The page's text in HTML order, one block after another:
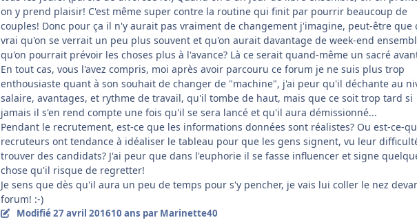
on y prend plaisir! C'est même super contre la routine qui finit par pourrir beaucoup de
couples! Donc pour ça il n'y aurait pas vraiment de changement j'imagine, peut-être que
vrai qu'on se verrait un peu plus souvent et qu'on aurait davantage de week-end
qu'on pourrait prévoir les choses plus à l'avance? Là ce serait quand-même un sacré
En tout cas, vous l'avez compris, moi après avoir parcouru ce forum je ne suis plus trop
enthousiaste quant à son souhait de changer de "machine", j'ai peur qu'il déchante au
salaire, avantages, et rythme de travail, qu'il tombe de haut, mais que ce soit trop tard si
jamais il s'en rend compte une fois qu'il se sera lancé et qu'il aura démissionné...
Pendant le recrutement, est-ce que les informations données sont réalistes? Ou est-ce-
recruteurs ont tendance à idéaliser le tableau pour que les gens signent, vu leur
trouver des candidats? J'ai peur que dans l'euphorie il se fasse influencer et signe
chose qu'il risque de regretter!
Je sens que dès qu'il aura un peu de temps pour s'y pencher, je vais lui coller le nez
forum! :-)
Modifié27 avril 201610 ans par Marinette40